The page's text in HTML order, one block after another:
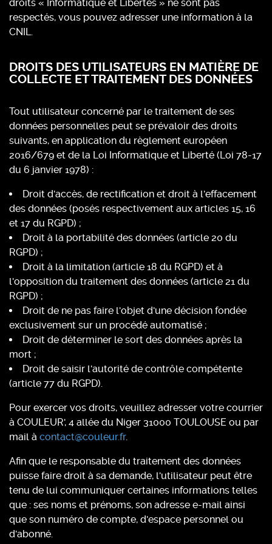
droits « Informatique et Libertés » ne sont pas
respectés, vous pouvez adresser une information à la
CNIL.
DROITS DES UTILISATEURS EN MATIÈRE DE
COLLECTE ET TRAITEMENT DES DONNÉES
Tout utilisateur concerné par le traitement de ses
données personnelles peut se prévaloir des droits
suivants, en application du règlement européen
2016/679 et de la Loi Informatique et Liberté (Loi 78-17
du 6 janvier 1978) :
Droit d'accès, de rectification et droit à l'effacement
des données (posés respectivement aux articles 15, 16
et 17 du RGPD) ;
Droit à la portabilité des données (article 20 du
RGPD) ;
Droit à la limitation (article 18 du RGPD) et à
l'opposition du traitement des données (article 21 du
RGPD) ;
Droit de ne pas faire l'objet d'une décision fondée
exclusivement sur un procédé automatisé ;
Droit de déterminer le sort des données après la
mort ;
Droit de saisir l'autorité de contrôle compétente
(article 77 du RGPD).
Pour exercer vos droits, veuillez adresser votre courrier
à COULEUR', 4 allée du Niger 31000 TOULOUSE ou par
mail à contact@couleur.fr.
Afin que le responsable du traitement des données
puisse faire droit à sa demande, l'utilisateur peut être
tenu de lui communiquer certaines informations telles
que : ses noms et prénoms, son adresse e-mail ainsi
que son numéro de compte, d'espace personnel ou
d'abonné.